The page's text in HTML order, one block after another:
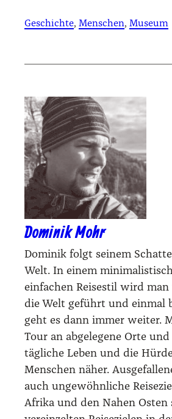
Geschichte, Menschen, Museum
Dominik Mohr
Dominik folgt seinem
Welt. In einem
einfachen Reisestil wird
die Welt geführt und einmal
geht es dann immer weiter.
Tour an abgelegene Orte
tägliche Leben und die
Menschen näher.
auch ungewöhnliche
Afrika und den Nahen Osten